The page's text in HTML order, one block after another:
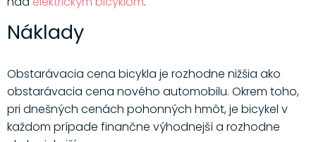
Náklady
Obstarávacia cena bicykla je rozhodne nižšia ako
obstarávacia cena nového automobilu. Okrem toho,
pri dnešných cenách pohonných hmôt, je bicykel v
každom prípade finančne výhodnejší a rozhodne